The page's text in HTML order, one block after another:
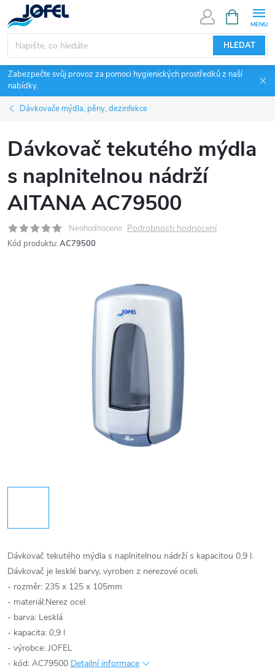
na
obsah
HLEDAT
NÁKUPNÍ
KOŠÍK
Zabezpečte svůj provoz za pomoci hygienických prostředků z naší
nabídky.
Dávkovače mýdla, pěny, dezinfekce
Dávkovač tekutého mýdla
s naplnitelnou nádrží
AITANA AC79500
Neohodnoceno Podrobnosti hodnocení
Kód produktu: AC79500
Dávkovač tekutého mýdla s naplnitelnou nádrží s kapacitou 0,9 l.
Dávkovač je lesklé barvy, vyroben z nerezové oceli.
- rozměr: 235 x 125 x 105mm
- materiál:Nerez ocel
- barva: Lesklá
- kapacita: 0,9 l
- výrobce: JOFEL
- kód: AC79500 Detailní informace